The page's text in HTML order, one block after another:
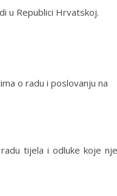
u Republici Hrvatskoj.
o radu i poslovanju na
tijela i odluke koje